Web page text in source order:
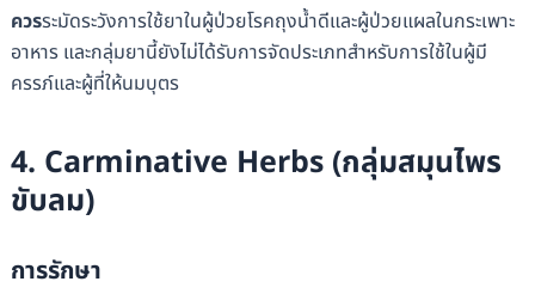
ควรระมัดระวังการใช้ยาในผู้ป่วยโรคถุงน้ำดีและผู้ป่วยแผลในกระเพาะ
อาหาร และกลุ่มยานี้ยังไม่ได้รับการจัดประเภทสำหรับการใช้ในผู้มี
ครรภ์และผู้ที่ให้นมบุตร
4. Carminative Herbs (กลุ่มสมุนไพร
ขับลม)
การรักษา